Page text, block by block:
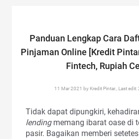
Panduan Lengkap Cara
Pinjaman Online [Kredit
Fintech, Rupiah
11 Mar 2021 by Kredit Pintar., Last
Tidak dapat dipungkiri,
lendingmemang ibarat oase di
pasir. Bagaikan memberi